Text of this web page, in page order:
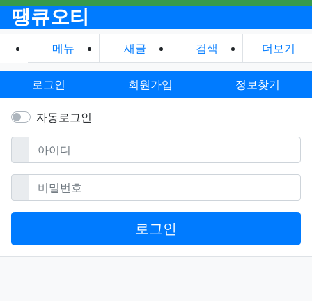
땡큐오티
메뉴 새글 검색 더보기
로그인 회원가입 정보찾기
자동로그인
아이디필수
비밀번호필수
로그인